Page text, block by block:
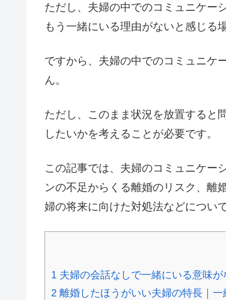
ただし、夫婦の中でのコミュニケー
もう一緒にいる理由がないと感じる
ですから、夫婦の中でのコミュニケ
ん。
ただし、このまま状況を放置すると
したいかを考えることが必要です。
この記事では、夫婦のコミュニケー
ンの不足からくる離婚のリスク、離
婦の将来に向けた対処法などについ
1 夫婦の会話なしで一緒にいる意味
2 離婚したほうがいい夫婦の特長｜